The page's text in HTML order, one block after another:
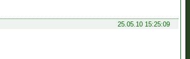
25.05.10 15:25:09